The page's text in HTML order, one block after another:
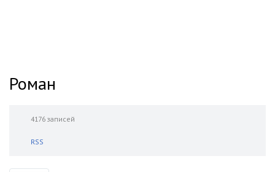
Роман
4176 записей
RSS